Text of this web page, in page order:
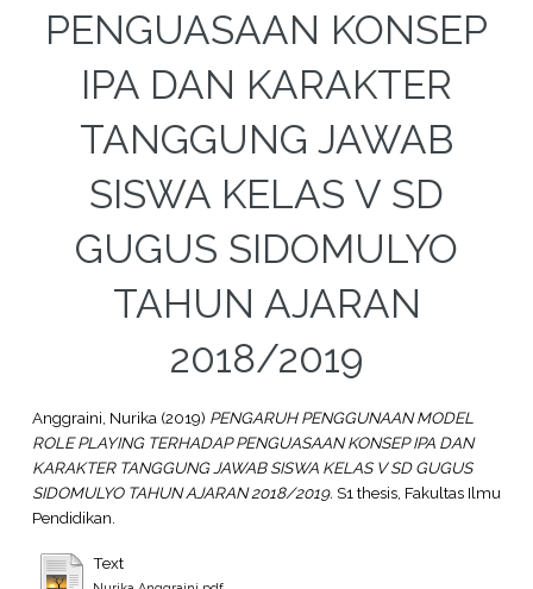
PENGUASAAN KONSEP
IPA DAN KARAKTER
TANGGUNG JAWAB
SISWA KELAS V SD
GUGUS SIDOMULYO
TAHUN AJARAN
2018/2019
Anggraini, Nurika(2019) PENGARUH PENGGUNAAN MODEL
ROLE PLAYING TERHADAP PENGUASAAN KONSEP IPA DAN
KARAKTER TANGGUNG JAWAB SISWA KELAS V SD GUGUS
SIDOMULYO TAHUN AJARAN 2018/2019. S1 thesis, Fakultas Ilmu
Pendidikan.
Text